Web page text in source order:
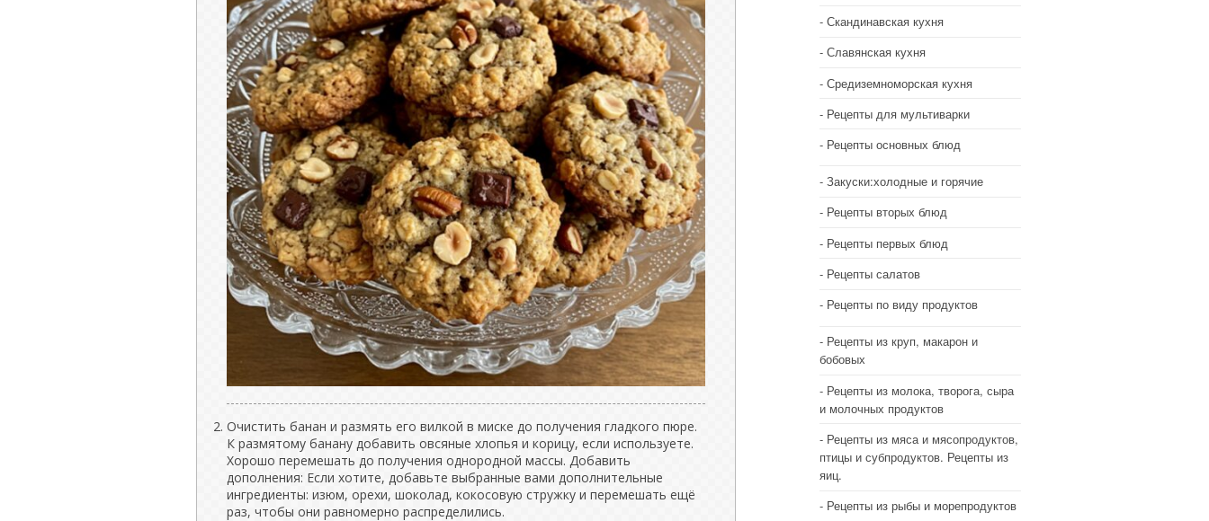
Очистить банан и размять его вилкой в миске до получения гладкого пюре.
К размятому банану добавить овсяные хлопья и корицу, если используете.
Хорошо перемешать до получения однородной массы. Добавить
дополнения: Если хотите, добавьте выбранные вами дополнительные
ингредиенты: изюм, орехи, шоколад, кокосовую стружку и перемешать ещё
раз, чтобы они равномерно распределились.
Скандинавская кухня
Славянская кухня
Средиземноморская кухня
Рецепты для мультиварки
Рецепты основных блюд
Закуски:холодные и горячие
Рецепты вторых блюд
Рецепты первых блюд
Рецепты салатов
Рецепты по виду продуктов
Рецепты из круп, макарон и
бобовых
Рецепты из молока, творога, сыра
и молочных продуктов
Рецепты из мяса и мясопродуктов,
птицы и субпродуктов. Рецепты из
яиц.
Рецепты из рыбы и морепродуктов